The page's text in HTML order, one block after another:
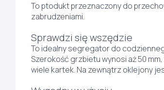
To ptodukt przeznaczony do
zabrudzeniami.
Sprawdzi się wszędzie
To idealny segregator do
Szerokość grzbietu wynosi aż 50
wiele kartek. Na zewnątrz oklejony